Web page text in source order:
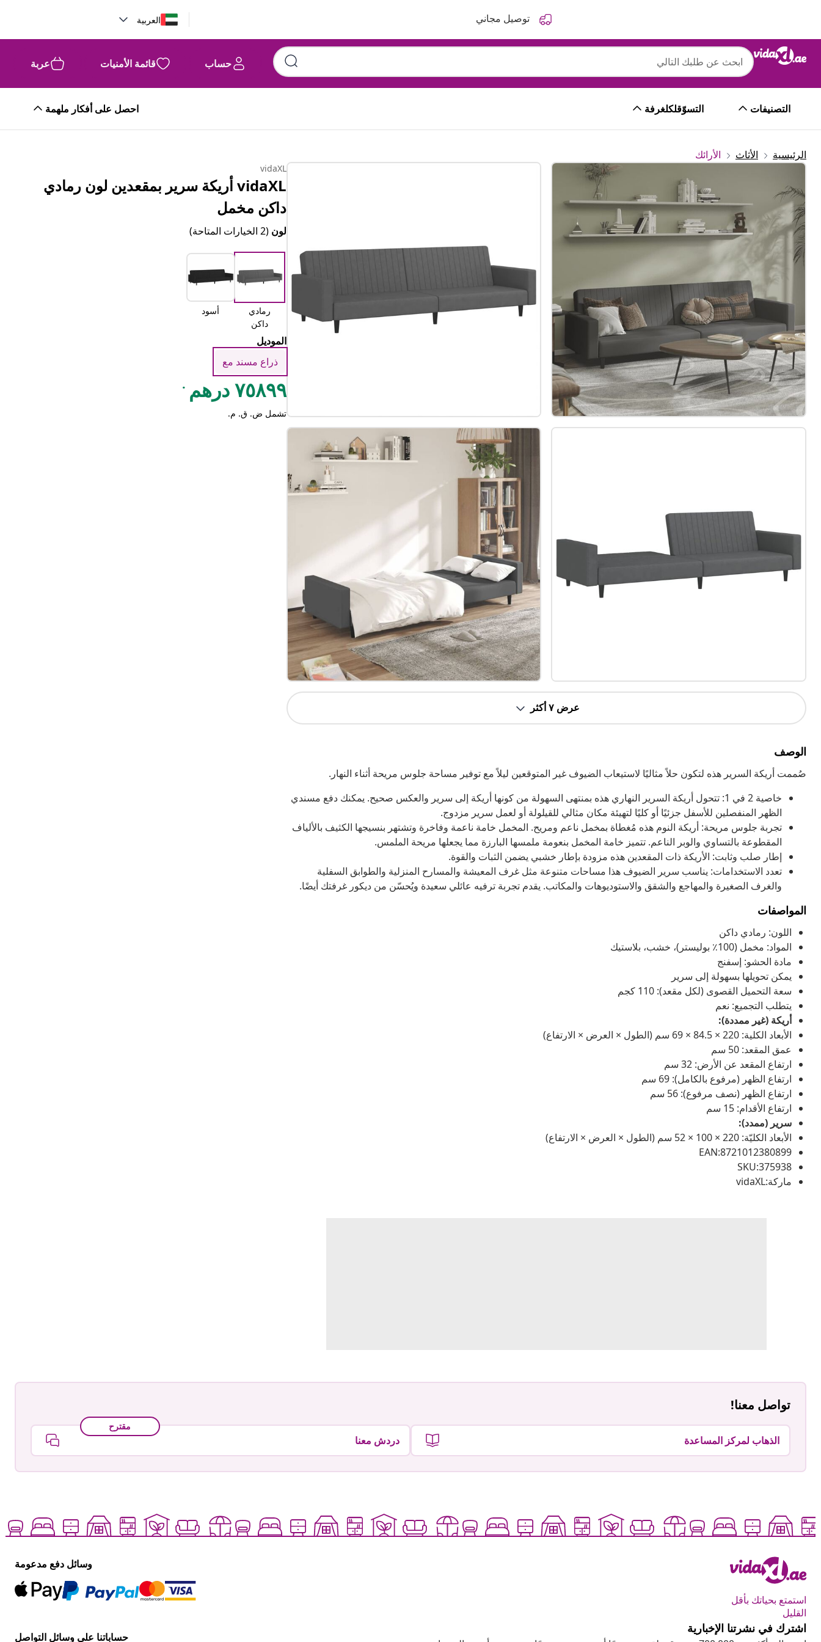
توصيل مجاني العربية
حساب قائمة الأمنيات عربة
التصنيفات التسوّقلكلغرفة احصل على أفكار ملهمة
الرئيسية الأثاث الأرائك
عرض ٧ أكثر
الوصف
صُممت أريكة السرير هذه لتكون حلاً مثاليًا لاستيعاب الضيوف غير المتوقعين ليلاً مع توفير مساحة جلوس مريحة أثناء النهار.
خاصية 2 في 1: تتحول أريكة السرير النهاري هذه بمنتهى السهولة من كونها أريكة إلى سرير والعكس صحيح. يمكنك دفع مسندي
الظهر المنفصلين للأسفل جزئيًا أو كليًا لتهيئة مكان مثالي للقيلولة أو لعمل سرير مزدوج.
تجربة جلوس مريحة: أريكة النوم هذه مُغطاة بمخمل ناعم ومريح. المخمل خامة ناعمة وفاخرة وتشتهر بنسيجها الكثيف بالألياف
المقطوعة بالتساوي والوبر الناعم. تتميز خامة المخمل بنعومة ملمسها البارزة مما يجعلها مريحة الملمس.
إطار صلب وثابت: الأريكة ذات المقعدين هذه مزودة بإطار خشبي يضمن الثبات والقوة.
تعدد الاستخدامات: يناسب سرير الضيوف هذا مساحات متنوعة مثل غرف المعيشة والمسارح المنزلية والطوابق السفلية
والغرف الصغيرة والمهاجع والشقق والاستوديوهات والمكاتب. يقدم تجربة ترفيه عائلي سعيدة ويُحسّن من ديكور غرفتك أيضًا.
المواصفات
اللون: رمادي داكن
المواد: مخمل (100٪ بوليستر)، خشب، بلاستيك
مادة الحشو: إسفنج
يمكن تحويلها بسهولة إلى سرير
سعة التحميل القصوى (لكل مقعد): 110 كجم
يتطلب التجميع: نعم
أريكة (غير ممددة):
الأبعاد الكلية: 220 × 84.5 × 69 سم (الطول × العرض × الارتفاع)
عمق المقعد: 50 سم
ارتفاع المقعد عن الأرض: 32 سم
ارتفاع الظهر (مرفوع بالكامل): 69 سم
ارتفاع الظهر (نصف مرفوع): 56 سم
ارتفاع الأقدام: 15 سم
سرير (ممدد):
الأبعاد الكليّة: 220 × 100 × 52 سم (الطول × العرض × الارتفاع)
EAN:8721012380899
SKU:375938
ماركة:vidaXL
vidaXL
vidaXL أريكة سرير بمقعدين لون رمادي
داكن مخمل
لون(2 الخيارات المتاحة)
رمادي
داكن
أسود
الموديل
ذراع مسند مع
٧٥٨٩٩ درهم .
تشمل ض. ق. م.
تواصل معنا!
الذهاب لمركز المساعدة
مقترح
دردش معنا
استمتع بحياتك بأقل
القليل
وسائل دفع مدعومة
اشترك في نشرتنا الإخبارية
حساباتنا على وسائل التواصل